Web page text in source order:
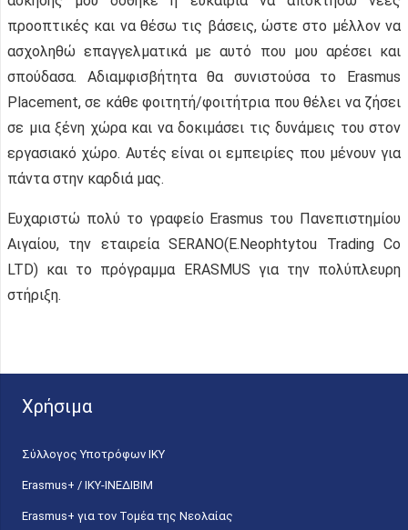
προοπτικές και να θέσω τις βάσεις, ώστε στο μέλλον να
ασχοληθώ επαγγελματικά με αυτό που μου αρέσει και
σπούδασα. Αδιαμφισβήτητα θα συνιστούσα το Erasmus
Placement, σε κάθε φοιτητή/φοιτήτρια που θέλει να ζήσει
σε μια ξένη χώρα και να δοκιμάσει τις δυνάμεις του στον
εργασιακό χώρο. Aυτές είναι οι εμπειρίες που μένουν για
πάντα στην καρδιά μας.
Ευχαριστώ πολύ το γραφείο Erasmus του Πανεπιστημίου
Αιγαίου, την εταιρεία SERANO(E.Neophtytou Trading Co
LTD) και το πρόγραμμα ERASMUS για την πολύπλευρη
στήριξη.
Χρήσιμα
Σύλλογος Υποτρόφων ΙΚΥ
Erasmus+ / ΙΚΥ-ΙΝΕΔΙΒΙΜ
Erasmus+ για τον Τομέα της Νεολαίας